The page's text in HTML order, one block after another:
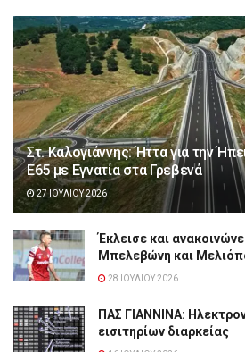
Στ. Καλογιάννης: Ήττα για την
Ε65 με Εγνατία στα Γρεβενά
27 ΙΟΥΛΊΟΥ 2026
Έκλεισε και
Μπελεβώνη και
28 ΙΟΥΛΊΟΥ 2026
ΠΑΣ ΓΙΑΝΝΙΝΑ:
εισιτηρίων διαρκείας